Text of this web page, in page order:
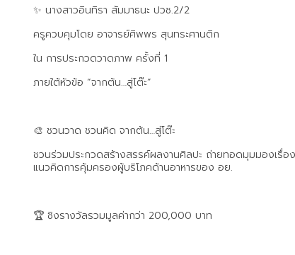
✨️ นางสาวอินทิรา สัมมาธนะ ปวช.2/2
ครูควบคุมโดย อาจารย์ศิพพร สุนทระศานติก
ใน การประกวดวาดภาพ ครั้งที่ 1
ภายใต้หัวข้อ “จากต้น…สู่โต๊ะ”
🎨 ชวนวาด ชวนคิด จากต้น…สู่โต๊ะ
ชวนร่วมประกวดสร้างสรรค์ผลงานศิลปะ ถ่ายทอดมุมมองเรื่
แนวคิดการคุ้มครองผู้บริโภคด้านอาหารของ อย.
🏆 ชิงรางวัลรวมมูลค่ากว่า 200,000 บาท